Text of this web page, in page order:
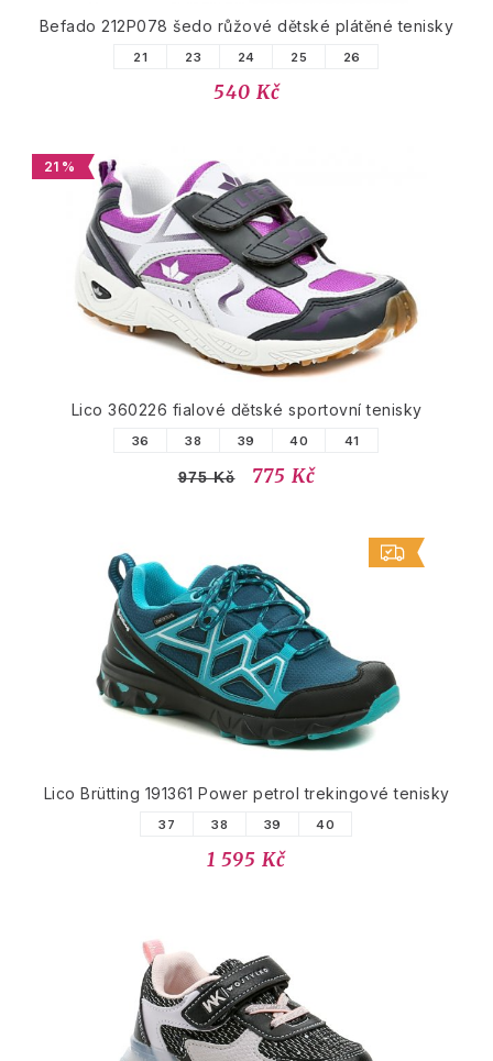
Befado 212P078 šedo růžové dětské plátěné tenisky
21 23 24 25 26
540 Kč
21 %
Lico 360226 fialové dětské sportovní tenisky
36 38 39 40 41
975 Kč 775 Kč
Lico Brütting 191361 Power petrol trekingové tenisky
37 38 39 40
1 595 Kč